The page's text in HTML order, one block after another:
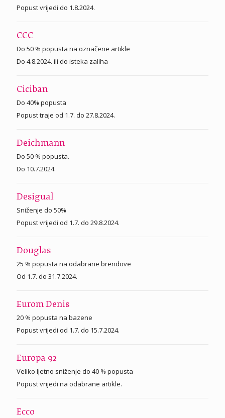
Popust vrijedi do 1.8.2024.
CCC
Do 50 % popusta na označene artikle
Do 4.8.2024. ili do isteka zaliha
Ciciban
Do 40% popusta
Popust traje od 1.7. do 27.8.2024.
Deichmann
Do 50 % popusta.
Do 10.7.2024.
Desigual
Sniženje do 50%
Popust vrijedi od 1.7. do 29.8.2024.
Douglas
25 % popusta na odabrane brendove
Od 1.7. do 31.7.2024.
Eurom Denis
20 % popusta na bazene
Popust vrijedi od 1.7. do 15.7.2024.
Europa 92
Veliko ljetno sniženje do 40 % popusta
Popust vrijedi na odabrane artikle.
Ecco